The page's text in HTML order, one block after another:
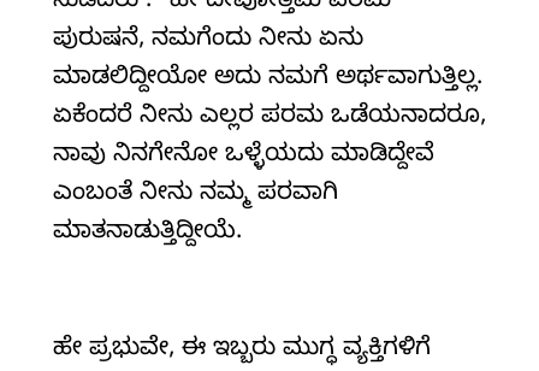
ಪುರುಷನೆ, ನಮಗೆಂದು ನೀನು ಏನು
ಮಾಡಲಿದ್ದೀಯೋ ಅದು ನಮಗೆ ಅರ್ಥವಾಗುತ್ತಿಲ್ಲ.
ಏಕೆಂದರೆ ನೀನು ಎಲ್ಲರ ಪರಮ ಒಡೆಯನಾದರೂ,
ನಾವು ನಿನಗೇನೋ ಒಳ್ಳೆಯದು ಮಾಡಿದ್ದೇವೆ
ಎಂಬಂತೆ ನೀನು ನಮ್ಮ ಪರವಾಗಿ
ಮಾತನಾಡುತ್ತಿದ್ದೀಯೆ.
ಹೇ ಪ್ರಭುವೇ, ಈ ಇಬ್ಬರು ಮುಗ್ಧ ವ್ಯಕ್ತಿಗಳಿಗೆ